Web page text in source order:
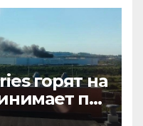
горят на
по